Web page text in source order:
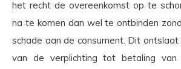
het recht de overeenkomst op te
na te komen dan wel te ontbinden
schade aan de consument. Dit
van de verplichting tot betaling